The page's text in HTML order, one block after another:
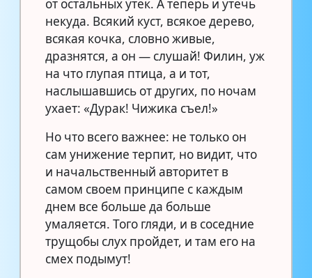
от остальных утек. А теперь и утечь
некуда. Всякий куст, всякое дерево,
всякая кочка, словно живые,
дразнятся, а он — слушай! Филин, уж
на что глупая птица, а и тот,
наслышавшись от других, по ночам
ухает: «Дурак! Чижика съел!»
Но что всего важнее: не только он
сам унижение терпит, но видит, что
и начальственный авторитет в
самом своем принципе с каждым
днем все больше да больше
умаляется. Того гляди, и в соседние
трущобы слух пройдет, и там его на
смех подымут!